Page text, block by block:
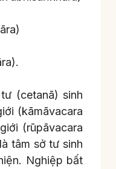
(cetanā) sinh
(kāmāvacara
(rūpāvacara
tâm sở tư sinh
Nghiệp bất